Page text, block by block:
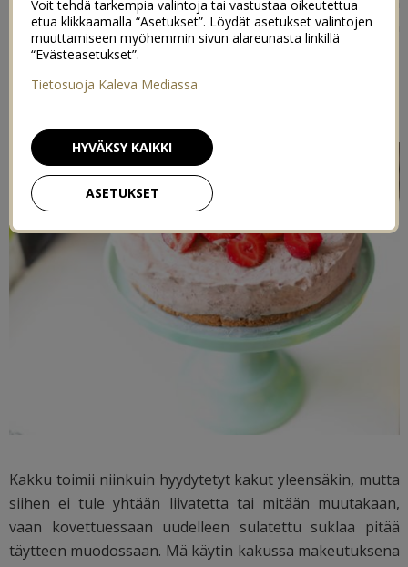
sijaan, ja tietty koristeitakin voi vaihdella sen mukaan
mille kukin on allerginen. Kakku on maidottomuuden,
munaton ja pähkinätön.
Kakku toimii niinkuin hyydytetyt kakut yleensäkin, mutta
siihen ei tule yhtään liivatetta tai mitään muutakaan,
vaan kovettuessaan uudelleen sulatettu suklaa pitää
täytteen muodossaan. Mä käytin kakussa makeutuksena
Voit tehdä tarkempia valintoja tai vastustaa oikeutettua
etua klikkaamalla “Asetukset”. Löydät asetukset valintojen
muuttamiseen myöhemmin sivun alareunasta linkillä
“Evästeasetukset”.
Tietosuoja Kaleva Mediassa
ASETUKSET
HYVÄKSY KAIKKI